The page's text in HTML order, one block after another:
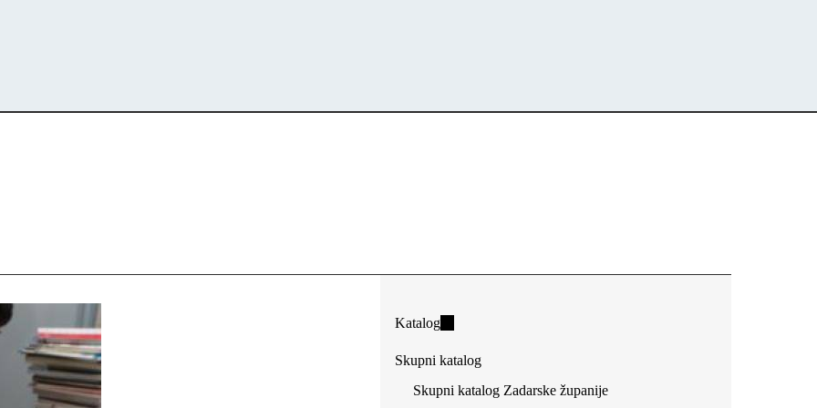
Katalog(link
external)
Skupni katalog
Skupni katalog Zadarske županije